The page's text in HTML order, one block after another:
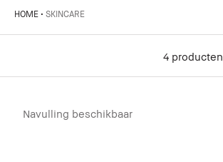
HOME SKINCARE
4 producten
Navulling beschikbaar